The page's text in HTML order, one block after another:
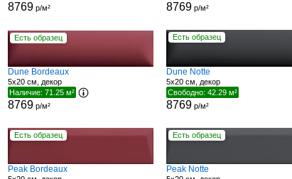
8769р/м² 8769 р/м²
Есть образец
Dune Bordeaux
5x20 см, декор
Наличие: 71.25 м²
8769р/м²
Есть образец
Dune Notte
5x20 см, декор
Свободно: 42.29 м²
8769 р/м²
Есть образец
Peak Bordeaux
Есть образец
Peak Notte